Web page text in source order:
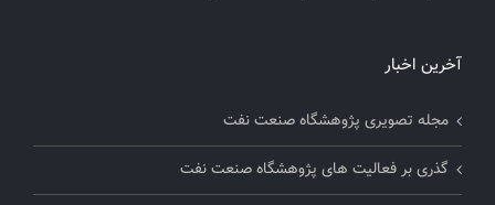
آخرین اخبار
مجله تصویری پژوهشگاه صنعت نفت
گذری بر فعالیت های پژوهشگاه صنعت نفت